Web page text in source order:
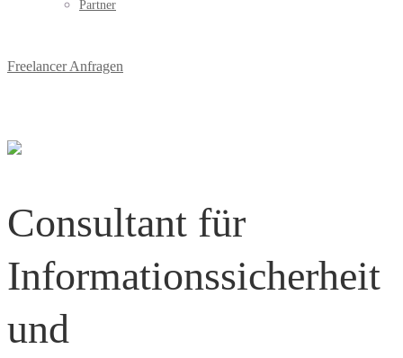
Partner
Freelancer Anfragen
Consultant für
Informationssicherheit
und